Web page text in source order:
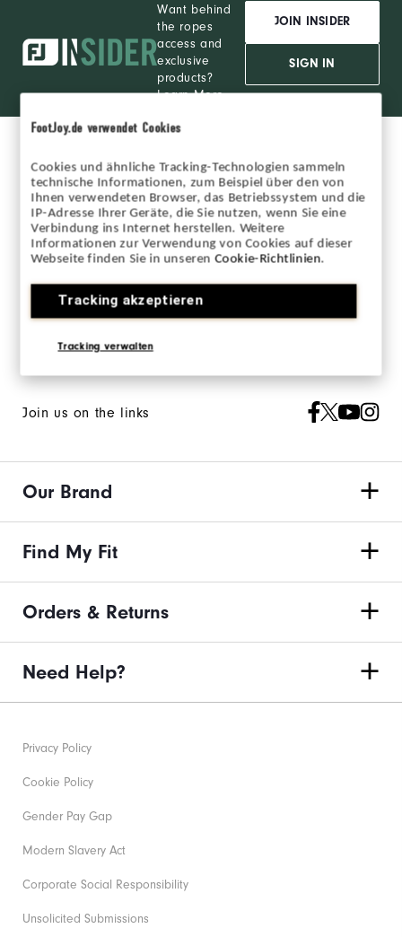
FootJoy.de verwendet Cookies
Cookies und ähnliche Tracking-Technologien sammeln
technische Informationen, zum Beispiel über den von
Ihnen verwendeten Browser, das Betriebssystem und die
IP-Adresse Ihrer Geräte, die Sie nutzen, wenn Sie eine
Verbindung ins Internet herstellen. Weitere
Informationen zur Verwendung von Cookies auf dieser
Webseite finden Sie in unserenCookie-Richtlinien.
Tracking akzeptieren
Tracking verwalten
Want behind
the ropes
access and
exclusive
products?
Learn More
JOIN INSIDER
SIGN IN
Sign up for our newsletter and keep up to date
on the latest from FJ.
Opt in to receive FJ eNews emails and agree to FootJoy’s
Privacy Policy .
Join us on the links
Our Brand
Find My Fit
Orders & Returns
Need Help?
Privacy Policy
Cookie Policy
Gender Pay Gap
Modern Slavery Act
Corporate Social Responsibility
Unsolicited Submissions